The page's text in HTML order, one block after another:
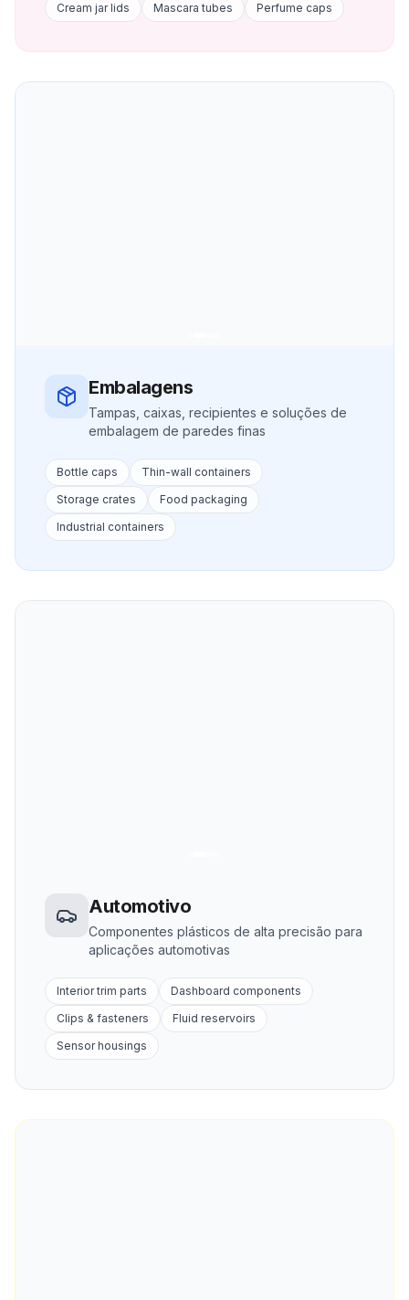
Cream jar lids
Mascara tubes Perfume caps
Embalagens
Tampas, caixas, recipientes e soluções de
embalagem de paredes finas
Bottle caps
Thin-wall containers
Storage crates
Food packaging
Industrial containers
Automotivo
Componentes plásticos de alta precisão para
aplicações automotivas
Interior trim parts
Dashboard components
Clips & fasteners
Fluid reservoirs
Sensor housings